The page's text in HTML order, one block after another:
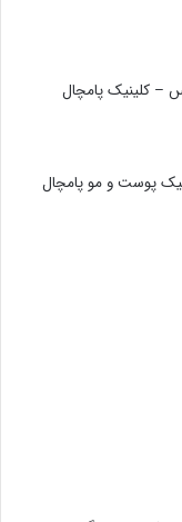
– کلینیک پامچال
پوست و مو پامچال